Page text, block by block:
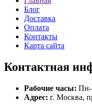
Блог
Доставка
Оплата
Контакты
Карта сайта
Контактная
Рабочие часы: Пн-
Адрес: г. Москва,